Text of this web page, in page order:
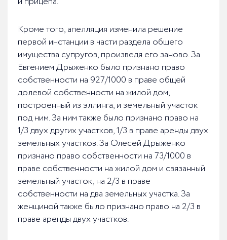
Кроме того, апелляция изменила решение
первой инстанции в части раздела общего
имущества супругов, произведя его заново. За
Евгением Дрыженко было признано право
собственности на 927/1000 в праве общей
долевой собственности на жилой дом,
построенный из эллинга, и земельный участок
под ним. За ним также было признано право на
1/3 двух других участков, 1/3 в праве аренды двух
земельных участков. За Олесей Дрыженко
признано право собственности на 73/1000 в
праве собственности на жилой дом и связанный
земельный участок, на 2/3 в праве
собственности на два земельных участка. За
женщиной также было признано право на 2/3 в
праве аренды двух участков.